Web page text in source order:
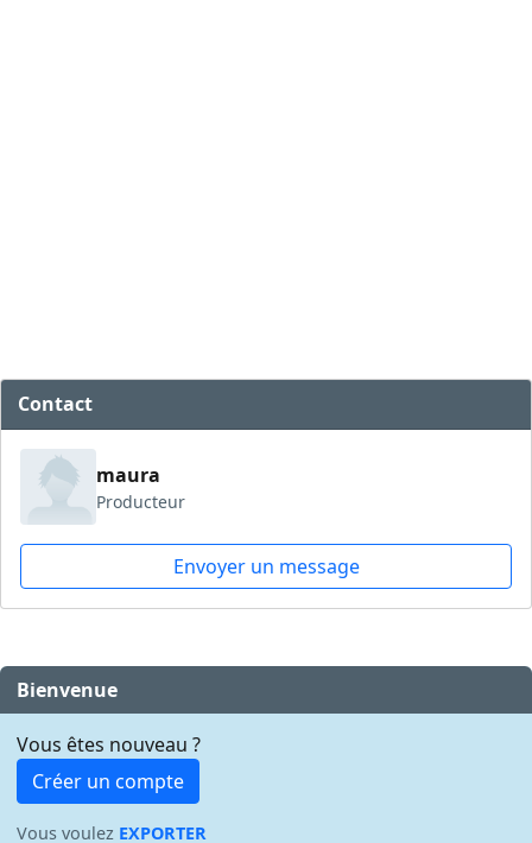
Contact
maura
Producteur
Envoyer un message
Bienvenue
Vous êtes nouveau ?
Créer un compte
Vous voulez EXPORTER